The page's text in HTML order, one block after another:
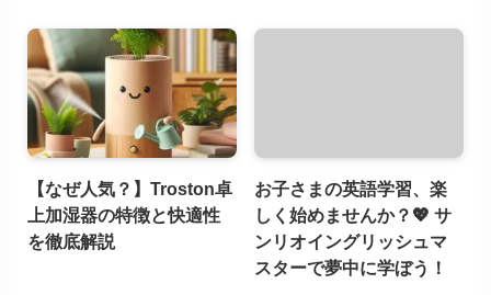
【なぜ人気？】Troston卓
上加湿器の特徴と快適性
を徹底解説
お子さまの英語学習、楽
しく始めませんか？💖 サ
ンリオイングリッシュマ
スターで夢中に学ぼう！